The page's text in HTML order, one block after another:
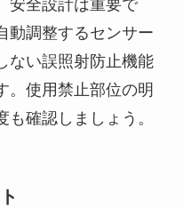
安全設計は重要で
動調整するセンサー
ない誤照射防止機能
。使用禁止部位の明
確認しましょう。